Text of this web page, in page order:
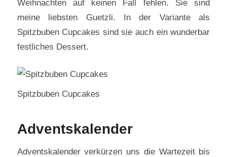
Weihnachten auf keinen Fall fehlen. Sie sind
meine liebsten Guetzli. In der Variante als
Spitzbuben Cupcakes sind sie auch ein wunderbar
festliches Dessert.
Spitzbuben Cupcakes
Adventskalender
Adventskalender verkürzen uns die Wartezeit bis